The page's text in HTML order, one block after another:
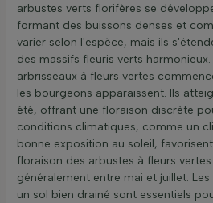
arbustes verts florifères se
formant des buissons denses et
varier selon l'espèce, mais ils
des massifs fleuris verts
arbrisseaux à fleurs vertes
les bourgeons apparaissent. Ils
été, offrant une floraison discrète
conditions climatiques, comme un
bonne exposition au soleil,
floraison des arbustes à fleurs
généralement entre mai et juillet.
un sol bien drainé sont essentiels